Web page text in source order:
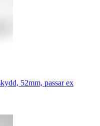
52mm, passar ex